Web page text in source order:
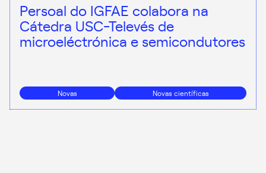
Persoal do IGFAE colabora na
Cátedra USC-Televés de
microeléctrónica e semicondutores
Novas Novas científicas